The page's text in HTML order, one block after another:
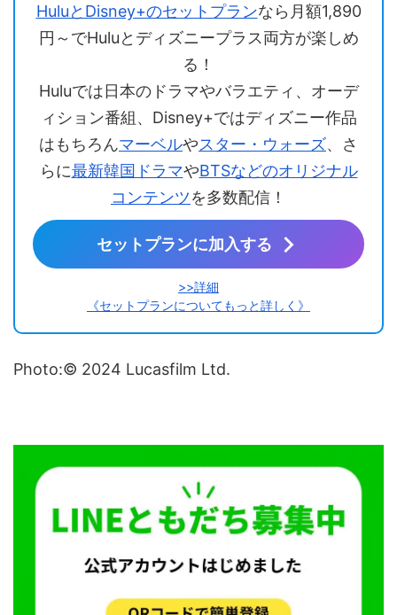
HuluとDisney+のセットプランなら月額1,890
円～でHuluとディズニープラス両方が楽しめ
る！
Huluでは日本のドラマやバラエティ、オーデ
ィション番組、Disney+ではディズニー作品
はもちろんマーベルやスター・ウォーズ、さ
らに最新韓国ドラマやBTSなどのオリジナル
コンテンツを多数配信！
セットプランに加入する
>>詳細
《セットプランについてもっと詳しく》
Photo:© 2024 Lucasfilm Ltd.